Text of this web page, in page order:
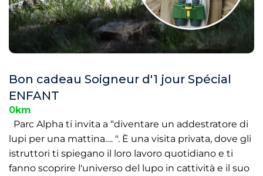
Bon cadeau Soigneur d'1 jour Spécial
ENFANT
0km
Parc Alpha ti invita a “diventare un addestratore di
lupi per una mattina…. ". È una visita privata, dove gli
istruttori ti spiegano il loro lavoro quotidiano e ti
fanno scoprire l'universo del lupo in cattività e il suo